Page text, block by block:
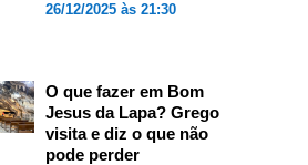
26/12/2025 às 21:30
O que fazer em Bom
Jesus da Lapa? Grego
visita e diz o que não
pode perder